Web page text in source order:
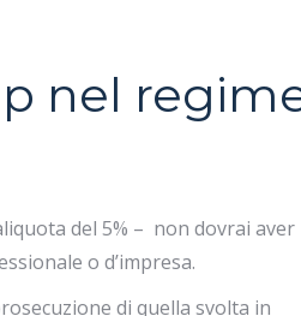
nel
del 5% – non dovrai aver
o d’impresa.
di quella svolta in